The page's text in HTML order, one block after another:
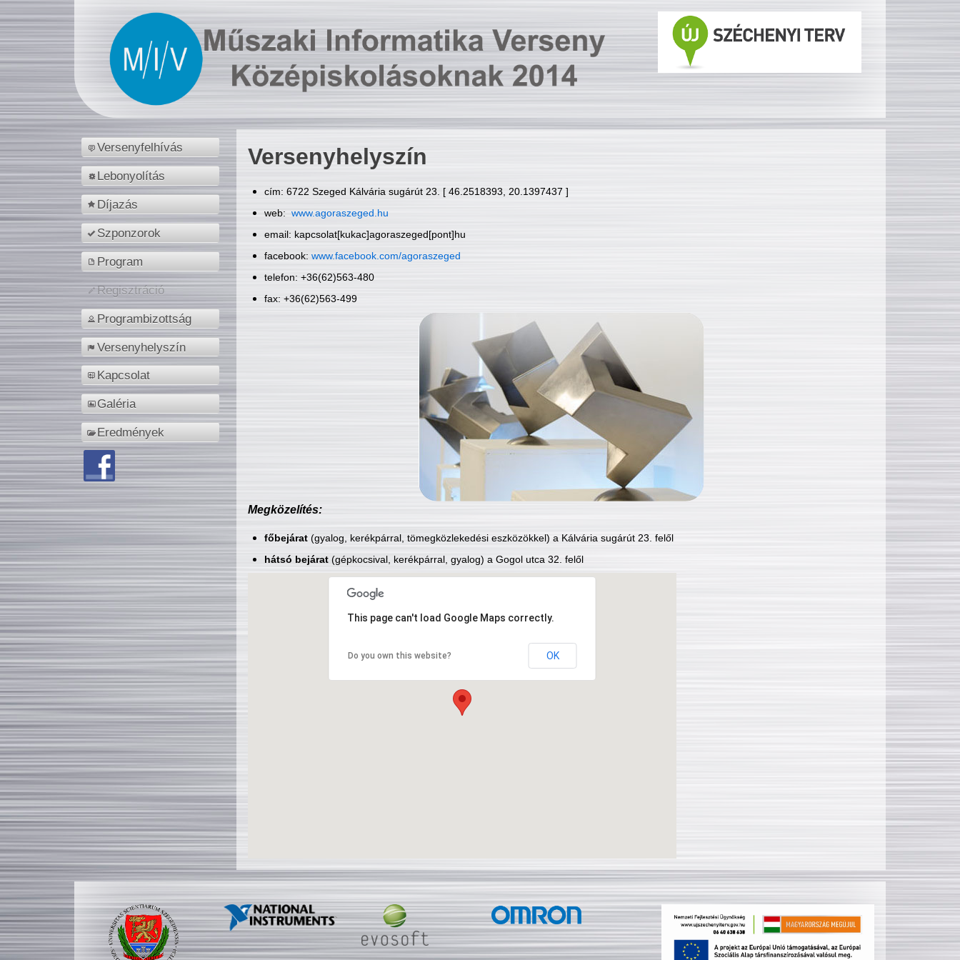
Versenyfelhívás
Lebonyolítás
Díjazás
Szponzorok
Program
Regisztráció
Programbizottság
Versenyhelyszín
Kapcsolat
Galéria
Eredmények
Versenyhelyszín
cím: 6722 Szeged Kálvária sugárút 23. [ 46.2518393, 20.1397437 ]
web: www.agoraszeged.hu
email: kapcsolat[kukac]agoraszeged[pont]hu
facebook: www.facebook.com/agoraszeged
telefon: +36(62)563-480
fax: +36(62)563-499
Megközelítés:
főbejárat(gyalog, kerékpárral, tömegközlekedési eszközökkel) a Kálvária sugárút 23. felől
hátsó bejárat(gépkocsival, kerékpárral, gyalog) a Gogol utca 32. felől
This page can't load Google Maps correctly.
Do you own this website? OK